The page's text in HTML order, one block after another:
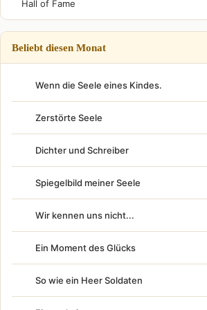
Hall of Fame
Beliebt diesen Monat
Wenn die Seele eines Kindes.
Zerstörte Seele
Dichter und Schreiber
Spiegelbild meiner Seele
Wir kennen uns nicht...
Ein Moment des Glücks
So wie ein Heer Soldaten